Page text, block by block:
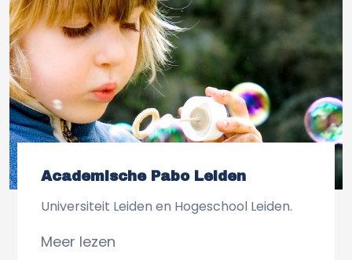
Academische Pabo Leiden
Universiteit Leiden en Hogeschool Leiden.
Meer lezen